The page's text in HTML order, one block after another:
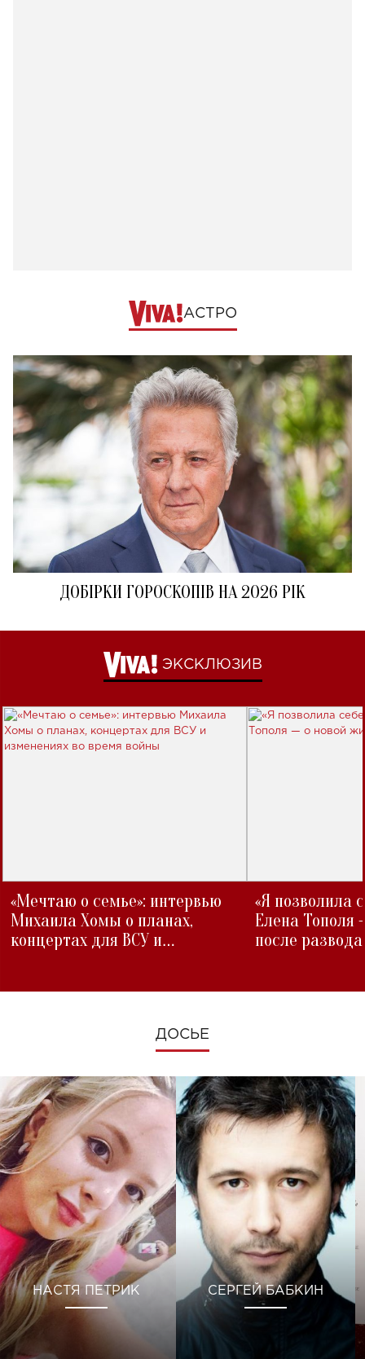
АСТРО
ДОБІРКИ ГОРОСКОПІВ НА 2026 РІК
ЭКСКЛЮЗИВ
«Мечтаю о семье»: интервью
Михаила Хомы о планах,
концертах для ВСУ и
«Я позволила
Елена Тополя
после развода
ДОСЬЕ
НАСТЯ ПЕТРИК СЕРГЕЙ БАБКИН